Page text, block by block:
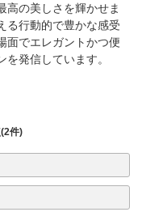
高の美しさを輝かせま
る行動的で豊かな感受
面でエレガントかつ便
発信しています。
件)